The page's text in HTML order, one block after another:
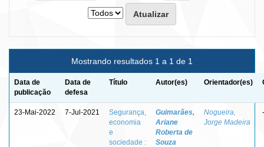
Mostrando resultados 1 a 1 de 1
Data de
publicação
Data de
defesa
Título Autor(es) Orientador(es)
23-Mai-2022 7-Jul-2021
Segurança,
economia
e
sociedade :
Guimarães,
Ariane
Roberta de
Souza
Nogueira,
Jorge Madeira
-